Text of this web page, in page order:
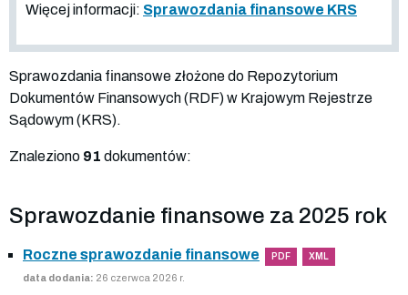
Więcej informacji: Sprawozdania finansowe KRS
Sprawozdania finansowe złożone do Repozytorium
Dokumentów Finansowych (RDF) w Krajowym Rejestrze
Sądowym (KRS).
Znaleziono 91 dokumentów:
Sprawozdanie finansowe za 2025 rok
Roczne sprawozdanie finansowe PDF XML
data dodania: 26 czerwca 2026 r.